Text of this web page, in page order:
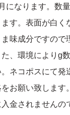
になります。数
す。表面が白く
味成分ですので
、環境によりg
ネコポスにて発
お願い致します
金されませんの